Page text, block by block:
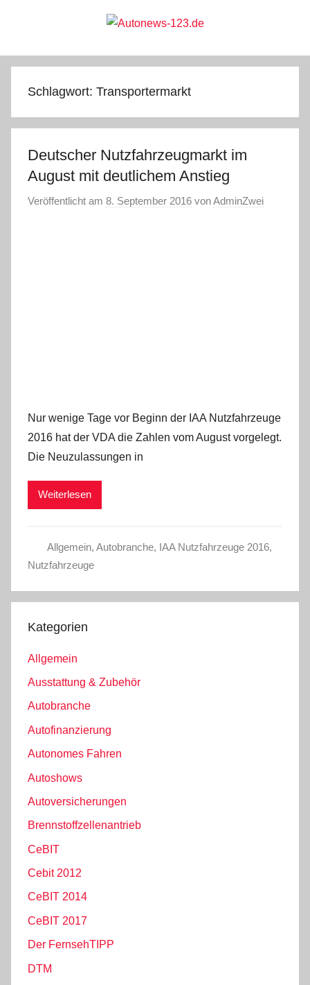
Autonews-
123.de
Schlagwort: Transportermarkt
Deutscher Nutzfahrzeugmarkt im
August mit deutlichem Anstieg
Veröffentlicht am 8. September 2016 vonAdminZwei
Nur wenige Tage vor Beginn der IAA Nutzfahrzeuge
2016 hat der VDA die Zahlen vom August vorgelegt.
Die Neuzulassungen in
Weiterlesen
Allgemein, Autobranche, IAA Nutzfahrzeuge 2016,
Nutzfahrzeuge
Kategorien
Allgemein
Ausstattung & Zubehör
Autobranche
Autofinanzierung
Autonomes Fahren
Autoshows
Autoversicherungen
Brennstoffzellenantrieb
CeBIT
Cebit 2012
CeBIT 2014
CeBIT 2017
Der FernsehTIPP
DTM